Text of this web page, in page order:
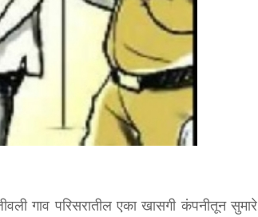
गाव परिसरातील एका खासगी कंपनीतून सुमारे